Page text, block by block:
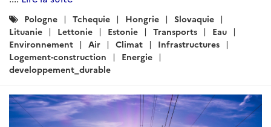
ARTICLE
Veille régionale du pôle
développement durable: juillet-
Rédigé par : DG Trésor17 septembre 2025